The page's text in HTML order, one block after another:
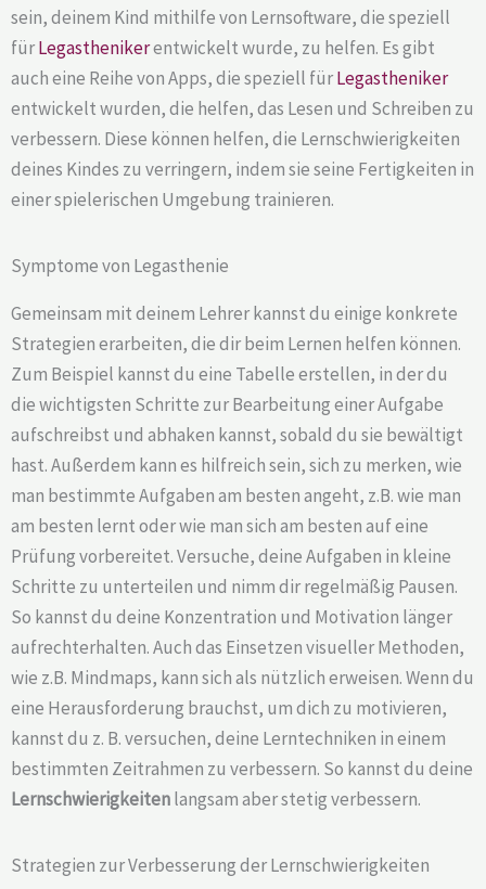
sein, deinem Kind mithilfe von Lernsoftware, die speziell
fürLegasthenikerentwickelt wurde, zu helfen. Es gibt
auch eine Reihe von Apps, die speziell fürLegastheniker
entwickelt wurden, die helfen, das Lesen und Schreiben zu
verbessern. Diese können helfen, die Lernschwierigkeiten
deines Kindes zu verringern, indem sie seine Fertigkeiten in
einer spielerischen Umgebung trainieren.
Symptome von Legasthenie
Gemeinsam mit deinem Lehrer kannst du einige konkrete
Strategien erarbeiten, die dir beim Lernen helfen können.
Zum Beispiel kannst du eine Tabelle erstellen, in der du
die wichtigsten Schritte zur Bearbeitung einer Aufgabe
aufschreibst und abhaken kannst, sobald du sie bewältigt
hast. Außerdem kann es hilfreich sein, sich zu merken, wie
man bestimmte Aufgaben am besten angeht, z.B. wie man
am besten lernt oder wie man sich am besten auf eine
Prüfung vorbereitet. Versuche, deine Aufgaben in kleine
Schritte zu unterteilen und nimm dir regelmäßig Pausen.
So kannst du deine Konzentration und Motivation länger
aufrechterhalten. Auch das Einsetzen visueller Methoden,
wie z.B. Mindmaps, kann sich als nützlich erweisen. Wenn du
eine Herausforderung brauchst, um dich zu motivieren,
kannst du z. B. versuchen, deine Lerntechniken in einem
bestimmten Zeitrahmen zu verbessern. So kannst du deine
Lernschwierigkeitenlangsam aber stetig verbessern.
Strategien zur Verbesserung der Lernschwierigkeiten